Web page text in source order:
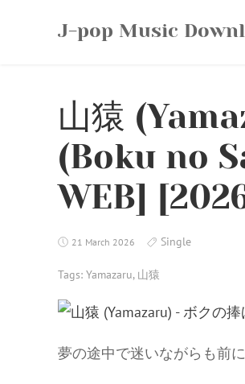
J-pop Music
山猿
(Boku no
WEB]
21 March 2026 Single
Tags: Yamazaru, 山猿
夢の途中で迷いながらも前